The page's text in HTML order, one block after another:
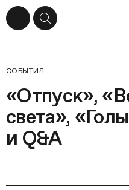
СОБЫТИЯ
«Отпуск»,
света»,
и Q&A